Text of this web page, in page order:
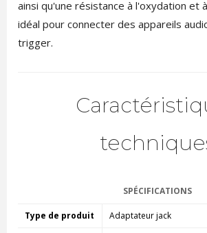
ainsi qu'une résistance à l'oxydation et
idéal pour connecter des appareils
trigger.
SPÉCIFICATIONS
Type de produit Adaptateur jack